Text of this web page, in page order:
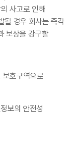
사고로 인해
될 경우 회사는 즉각
보상을 강구할
보호구역으로
보의 안전성